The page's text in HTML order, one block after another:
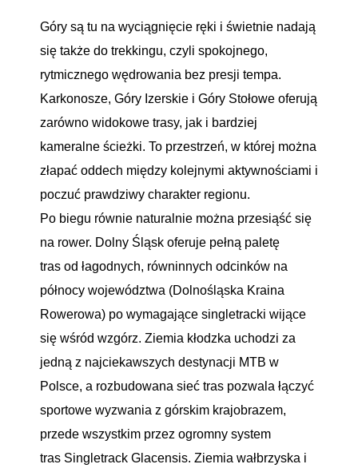
Góry są tu na wyciągnięcie ręki i świetnie nadają
się także do trekkingu, czyli spokojnego,
rytmicznego wędrowania bez presji tempa.
Karkonosze, Góry Izerskie i Góry Stołowe oferują
zarówno widokowe trasy, jak i bardziej
kameralne ścieżki. To przestrzeń, w której można
złapać oddech między kolejnymi aktywnościami i
poczuć prawdziwy charakter regionu.
Po biegu równie naturalnie można przesiąść się
na rower. Dolny Śląsk oferuje pełną paletę
tras od łagodnych, równinnych odcinków na
północy województwa (Dolnośląska Kraina
Rowerowa) po wymagające singletracki wijące
się wśród wzgórz. Ziemia kłodzka uchodzi za
jedną z najciekawszych destynacji MTB w
Polsce, a rozbudowana sieć tras pozwala łączyć
sportowe wyzwania z górskim krajobrazem,
przede wszystkim przez ogromny system
tras Singletrack Glacensis. Ziemia wałbrzyska i